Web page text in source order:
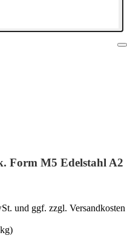
Form M5 Edelstahl A2
und ggf. zzgl. Versandkosten
kg)